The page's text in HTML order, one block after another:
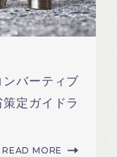
ンバーティブ
定ガイドラ
READ MORE